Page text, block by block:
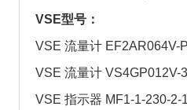
VSE型号：
VSE 流量计 EF2AR064V-
VSE 流量计 VS4GP012V-
VSE 指示器 MF1-1-230-2-